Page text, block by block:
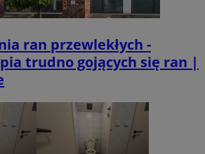
ran przewlekłych -
trudno gojących się ran |